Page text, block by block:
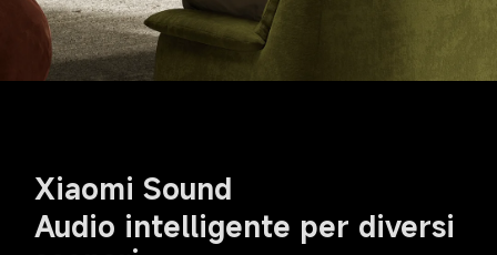
Xiaomi Sound
Audio intelligente per diversi